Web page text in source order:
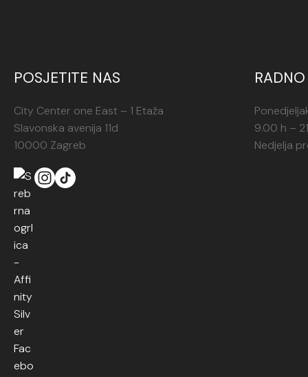
POSJETITE NAS
City Center one East – 1 Etaža
Slavonska avenija 11d
10000 Zagreb
9.00 h –
Nedjelja